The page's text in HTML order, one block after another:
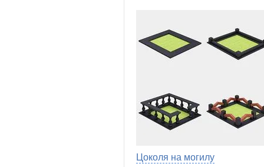
Цоколя на могилу